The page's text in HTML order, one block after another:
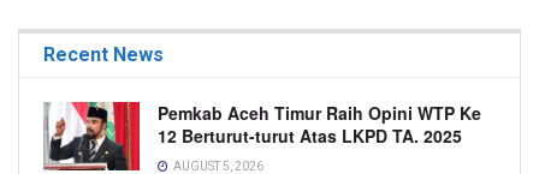
Recent News
Pemkab Aceh Timur Raih Opini WTP Ke
12 Berturut-turut Atas LKPD TA. 2025
AUGUST 5, 2026